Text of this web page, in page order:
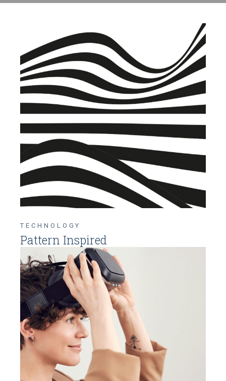
TECHNOLOGY
Pattern Inspired